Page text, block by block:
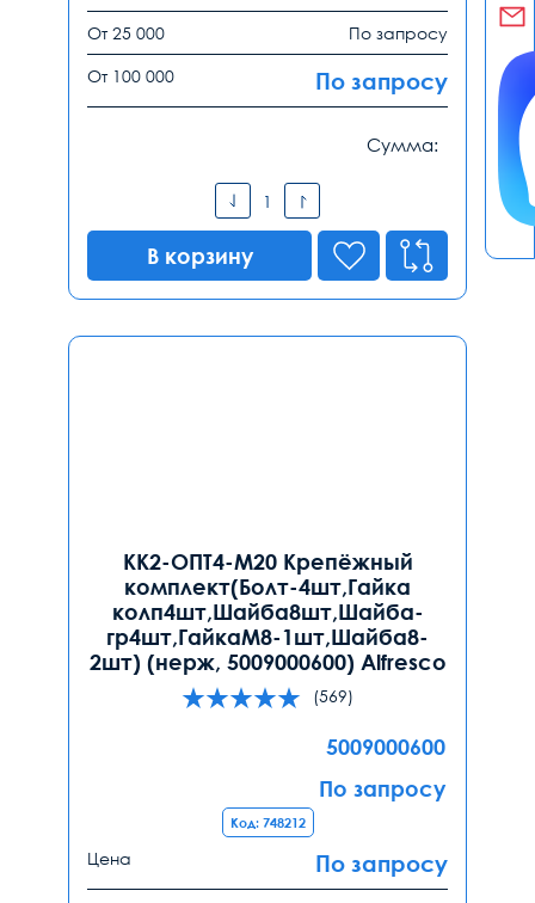
От 25 000 По запросу
От 100 000 По запросу
Сумма:
В корзину
КК2-ОПТ4-М20 Крепёжный
комплект(Болт-4шт,Гайка
колп4шт,Шайба8шт,Шайба-
гр4шт,ГайкаМ8-1шт,Шайба8-
2шт) (нерж, 5009000600) Alfresco
(569)
5009000600
По запросу
Код: 748212
Цена По запросу